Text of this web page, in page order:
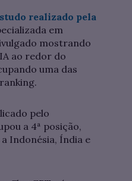
realizado pela
em
mostrando
ao redor do
uma das
pelo
a 4ª posição,
Indonésia, Índia e